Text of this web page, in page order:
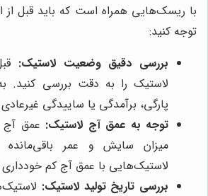
با ریسک‌هایی همراه است که باید قبل از
توجه کنید:
بررسی دقیق وضعیت لاستیک:
لاستیک را به دقت بررسی کنید.
پارگی، برآمدگی یا ساییدگی
توجه به عمق آج لاستیک: عمق آج
میزان سایش و عمر
لاستیک‌هایی با عمق آج کم خودداری
بررسی تاریخ تولید لاستیک: